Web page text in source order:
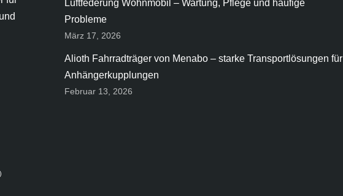
Luftfederung Wohnmobil – Wartung, Pflege und häufige
Probleme
März 17, 2026
Alioth Fahrradträger von Menabo – starke Transportlösungen für
Anhängerkupplungen
Februar 13, 2026